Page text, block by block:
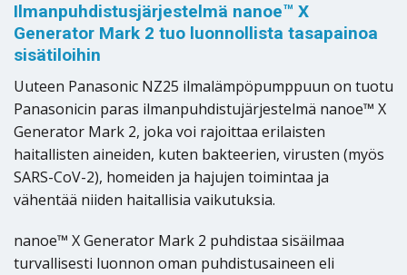
Ilmanpuhdistusjärjestelmä nanoe™ X
Generator Mark 2 tuo luonnollista tasapainoa
sisätiloihin
Uuteen Panasonic NZ25 ilmalämpöpumppuun on tuotu
Panasonicin paras ilmanpuhdistujärjestelmä nanoe™ X
Generator Mark 2, joka voi rajoittaa erilaisten
haitallisten aineiden, kuten bakteerien, virusten (myös
SARS-CoV-2), homeiden ja hajujen toimintaa ja
vähentää niiden haitallisia vaikutuksia.
nanoe™ X Generator Mark 2 puhdistaa sisäilmaa
turvallisesti luonnon oman puhdistusaineen eli